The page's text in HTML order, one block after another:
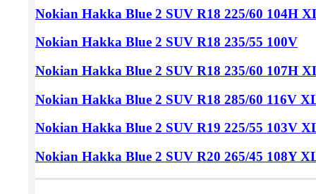
Nokian Hakka Blue 2 SUV R18 225/60 104H
Nokian Hakka Blue 2 SUV R18 235/55 100V
Nokian Hakka Blue 2 SUV R18 235/60 107H
Nokian Hakka Blue 2 SUV R18 285/60 116V
Nokian Hakka Blue 2 SUV R19 225/55 103V
Nokian Hakka Blue 2 SUV R20 265/45 108Y